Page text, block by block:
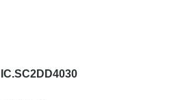
IC.SC2DD4030